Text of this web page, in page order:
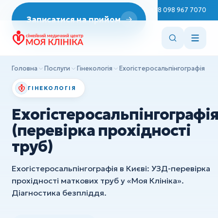
+38 098 967 7070
Неврологія
Врач Терапевт
Ендокринологія
Cтоматологія
Вакцинація
Консультації лікарів
Сестринські маніпуляції
ДІАГНОСТИКА
Эндоскопія
ДІАГНОСТИКА
Эндоскопія
УЗД
ХІРУРГІЯ
Дитяча хірургія
Ортопедія та травматологія
Записатися на прийом
Головна Послуги Гінекологія Ехогістеросальпінгографія
ГІНЕКОЛОГІЯ
(перевірка прохідності
труб)
Ехогістеросальпінгографія в Києві: УЗД-перевірка
прохідності маткових труб у «Моя Клініка».
Діагностика безпліддя.